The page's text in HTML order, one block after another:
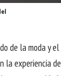
de la moda y
la experiencia